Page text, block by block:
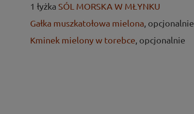
1 łyżka SÓL MORSKA W MŁYNKU
Gałka muszkatołowa mielona , opcjonalnie
Kminek mielony w torebce , opcjonalnie